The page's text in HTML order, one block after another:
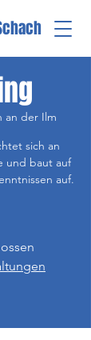
an der Ilm
sich an
und baut auf
auf.